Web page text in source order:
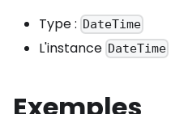
Type : DateTime
L'instance DateTime